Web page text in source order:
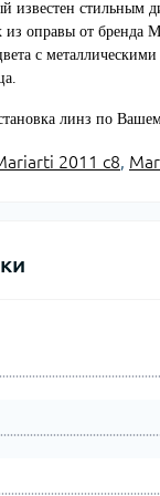
известен стильным
оправы от бренда
с
линз по
2011 с8,